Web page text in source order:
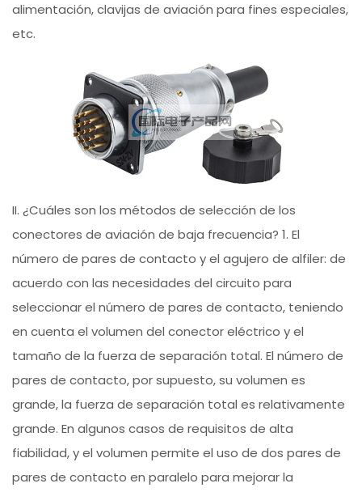
alimentación, clavijas de aviación para fines especiales,
etc.
II. ¿Cuáles son los métodos de selección de los
conectores de aviación de baja frecuencia? 1. El
número de pares de contacto y el agujero de alfiler: de
acuerdo con las necesidades del circuito para
seleccionar el número de pares de contacto, teniendo
en cuenta el volumen del conector eléctrico y el
tamaño de la fuerza de separación total. El número de
pares de contacto, por supuesto, su volumen es
grande, la fuerza de separación total es relativamente
grande. En algunos casos de requisitos de alta
fiabilidad, y el volumen permite el uso de dos pares de
pares de contacto en paralelo para mejorar la